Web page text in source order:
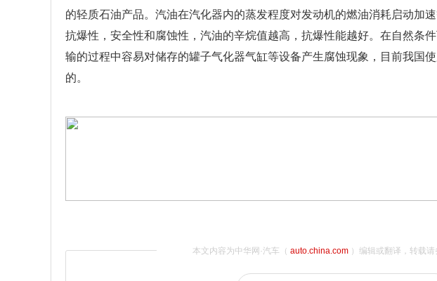
的轻质石油产品。汽油在汽化器内的蒸发程度对发动机的燃油消耗启动加
抗爆性，安全性和腐蚀性，汽油的辛烷值越高，抗爆性能越好。在自然条
输的过程中容易对储存的罐子气化器气缸等设备产生腐蚀现象，目前我国
的。
本文内容为中华网·汽车（ auto.china.com）编辑或翻译，转载请